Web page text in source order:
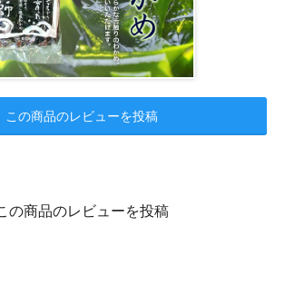
この商品のレビューを投稿
の商品のレビューを投稿